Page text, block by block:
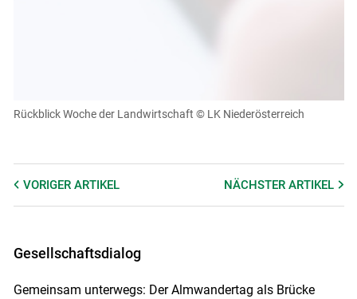
einsehen und korrigieren
Rückblick Woche der Landwirtschaft © LK Niederösterreich
VORIGER ARTIKEL NÄCHSTERARTIKEL
Gesellschaftsdialog
Gemeinsam unterwegs: Der Almwandertag als Brücke